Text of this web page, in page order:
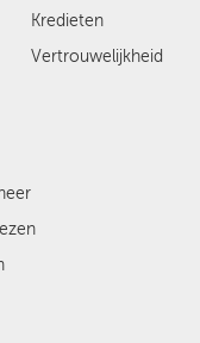
Kredieten
Vertrouwelijkheid